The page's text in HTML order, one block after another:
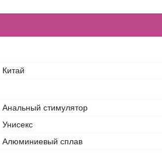
Китай
Анальный стимулятор
Унисекс
Алюминиевый сплав